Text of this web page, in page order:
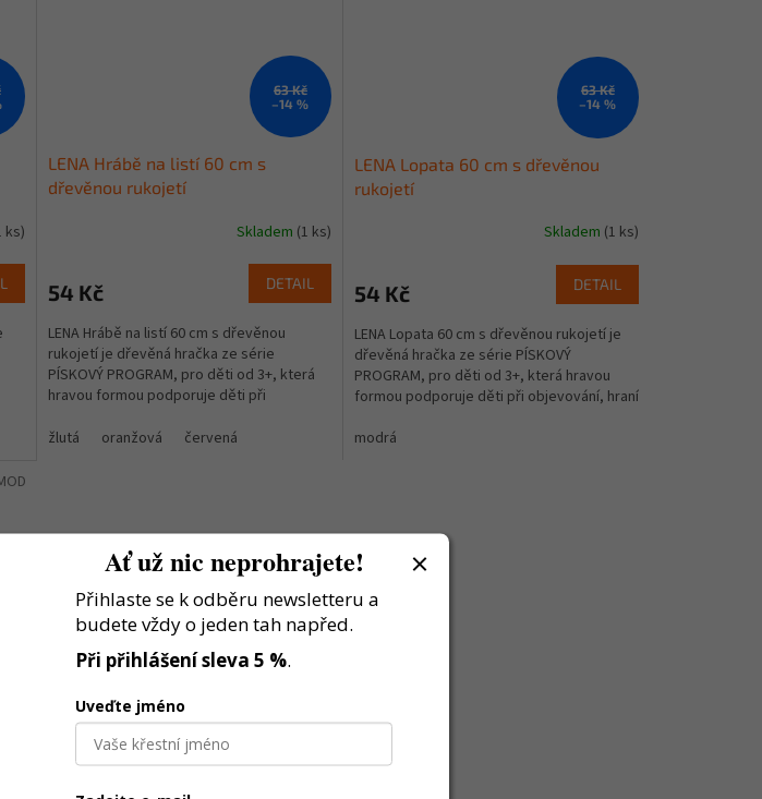
ks)
63 Kč
–14 %
LENA Hrábě na listí 60 cm s
dřevěnou rukojetí
Skladem (1 ks)
54 Kč DETAIL
LENA Hrábě na listí 60 cm s dřevěnou
rukojetí je dřevěná hračka ze série
PÍSKOVÝ PROGRAM, pro děti od 3+, která
hravou formou podporuje děti při
žlutá
oranžová červená
63 Kč
–14 %
LENA Lopata 60 cm s dřevěnou
rukojetí
Skladem (1 ks)
54 Kč DETAIL
LENA Lopata 60 cm s dřevěnou rukojetí je
dřevěná hračka ze série PÍSKOVÝ
PROGRAM, pro děti od 3+, která hravou
formou podporuje děti při objevování, hraní
modrá
Ať už nic neprohrajete!
Přihlaste se k odběru newsletteru a
budete vždy o jeden tah napřed.
Při přihlášení sleva 5 %.
Uveďte jméno